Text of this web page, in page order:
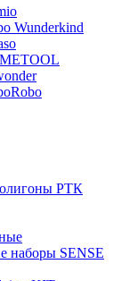
Wunderkind
РТК
наборы SENSE